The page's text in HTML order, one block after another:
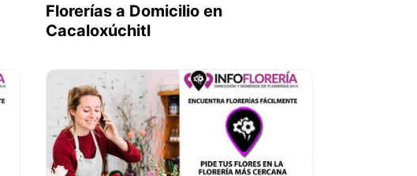
Florerías a Domicilio en
Cacaloxúchitl